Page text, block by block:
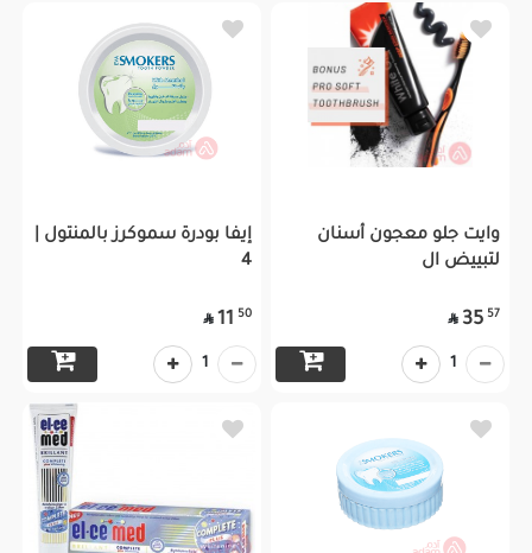
وايت جلو معجون أسنان
لتبييض ال
57
35

1
إيفا بودرة سموكرز بالمنتول |
4
50
11

1